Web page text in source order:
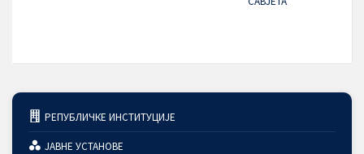
РЕПУБЛИЧКЕ ИНСТИТУЦИЈЕ
ЈАВНЕ УСТАНОВЕ